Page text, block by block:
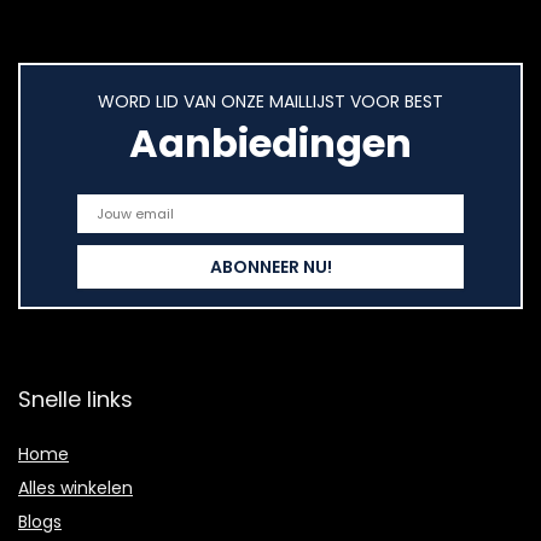
WORD LID VAN ONZE MAILLIJST VOOR BEST
Aanbiedingen
Snelle links
Home
Alles winkelen
Blogs